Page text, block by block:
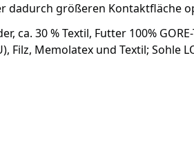
dadurch größeren Kontakt­fläche
ca. 30 % Textil, Futter 100%
Memolatex und Textil; Sohle